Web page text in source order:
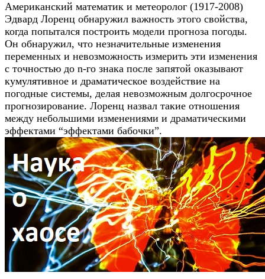
Американский математик и метеоролог (1917-2008)
Эдвард Лоренц обнаружил важность этого свойства,
когда попытался построить модели прогноза погоды.
Он обнаружил, что незначительные изменения
переменных и невозможность измерить эти изменения
с точностью до n-го знака после запятой оказывают
кумулятивное и драматическое воздействие на
погодные системы, делая невозможным долгосрочное
прогнозирование. Лоренц назвал такие отношения
между небольшими изменениями и драматическими
эффектами “эффектами бабочки”.